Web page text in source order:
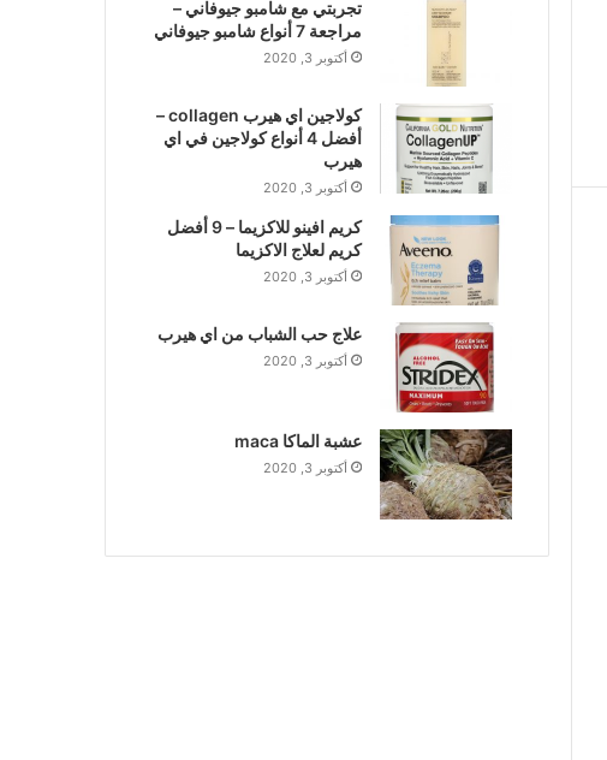
تجربتي مع شامبو جيوفاني –
مراجعة 7 أنواع شامبو جيوفاني
أكتوبر 3, 2020
كولاجين اي هيرب collagen –
أفضل 4 أنواع كولاجين في اي
هيرب
أكتوبر 3, 2020
كريم افينو للاكزيما – 9 أفضل
كريم لعلاج الاكزيما
أكتوبر 3, 2020
علاج حب الشباب من اي هيرب
أكتوبر 3, 2020
عشبة الماكا maca
أكتوبر 3, 2020